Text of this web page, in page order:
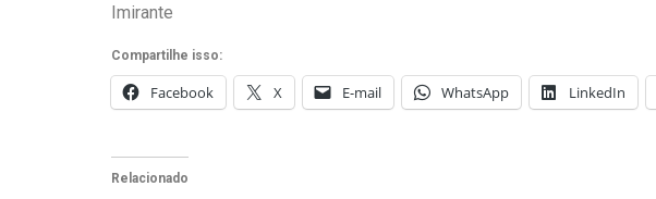
Imirante
Compartilhe isso:
Facebook X E-mail WhatsApp LinkedIn
Relacionado